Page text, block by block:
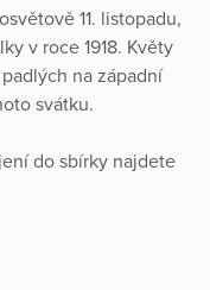
11. listopadu,
v roce 1918. Květy
na západní
svátku.
do sbírky najdete